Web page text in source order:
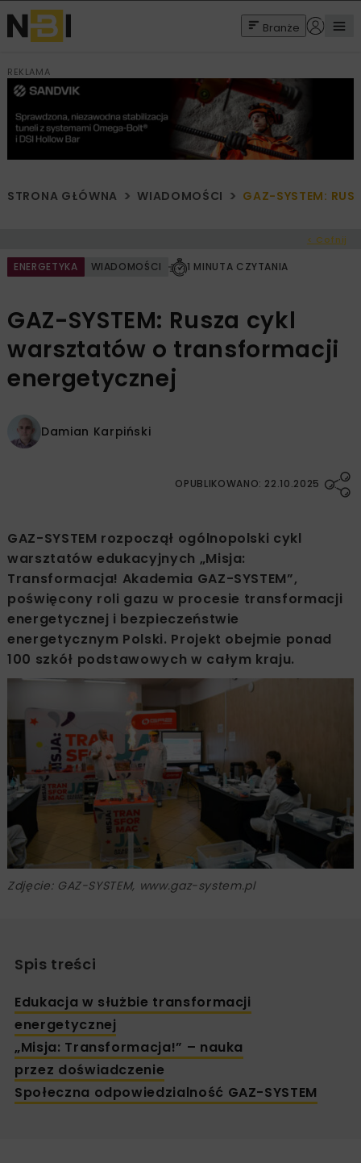
Branże
REKLAMA
STRONA GŁÓWNA WIADOMOŚCI GAZ-SYSTEM:
< Cofnij
ENERGETYKA WIADOMOŚCI 1 MINUTA CZYTANIA
GAZ-SYSTEM: Rusza cykl
warsztatów o transformacji
energetycznej
Damian Karpiński
OPUBLIKOWANO: 22.10.2025
GAZ-SYSTEM rozpoczął ogólnopolski cykl
warsztatów edukacyjnych „Misja:
Transformacja! Akademia GAZ-SYSTEM”,
poświęcony roli gazu w procesie transformacji
energetycznej i bezpieczeństwie
energetycznym Polski. Projekt obejmie ponad
100 szkół podstawowych w całym kraju.
Zdjęcie: GAZ-SYSTEM, www.gaz-system.pl
Spis treści
Edukacja w służbie transformacji
energetycznej
„Misja: Transformacja!” – nauka
przez doświadczenie
Społeczna odpowiedzialność GAZ-SYSTEM